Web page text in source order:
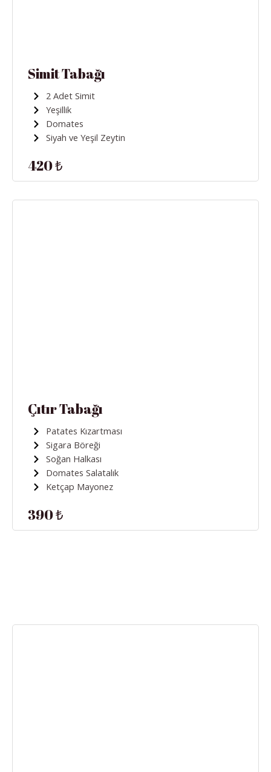
Simit Tabağı
2 Adet Simit
Yeşillik
Domates
Siyah ve Yeşil Zeytin
420 ₺
Çıtır Tabağı
Patates Kızartması
Sigara Böreği
Soğan Halkası
Domates Salatalık
Ketçap Mayonez
390 ₺